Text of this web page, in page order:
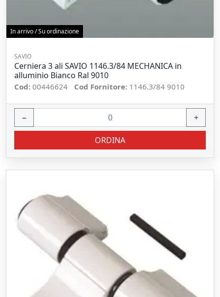
In arrivo / Su ordinazione
SAVIO
Cerniera 3 ali SAVIO 1146.3/84 MECHANICA in
alluminio Bianco Ral 9010
Cod: 00446624 Cod Fornitore: 1146.3/84 9010
− +
ORDINA